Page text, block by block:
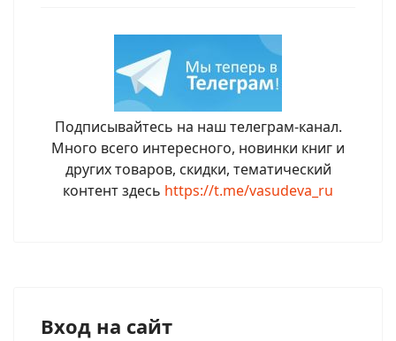
Подписывайтесь на наш телеграм-канал.
Много всего интересного, новинки книг и
других товаров, скидки, тематический
контент здесь https://t.me/vasudeva_ru
Вход на сайт